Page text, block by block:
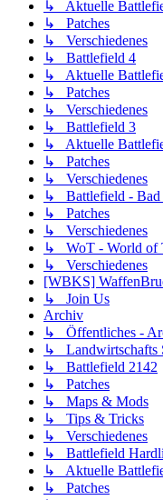
↳ Aktuelle
↳ Patches
↳ Verschiedenes
↳ Battlefield 4
↳ Aktuelle
↳ Patches
↳ Verschiedenes
↳ Battlefield 3
↳ Aktuelle
↳ Patches
↳ Verschiedenes
↳ Battlefield - Bad
↳ Patches
↳ Verschiedenes
↳ WoT - World of
↳ Verschiedenes
[WBKS]
↳ Join Us
Archiv
↳ Öffentliches -
↳ Landwirtschafts
↳ Battlefield 2142
↳ Patches
↳ Maps & Mods
↳ Tips & Tricks
↳ Verschiedenes
↳ Battlefield
↳ Aktuelle
↳ Patches